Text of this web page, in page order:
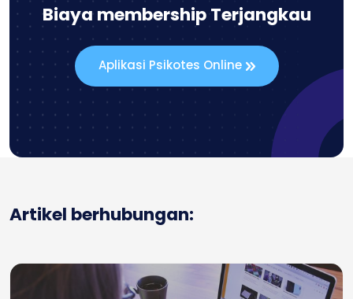
Biaya membership Terjangkau
Aplikasi Psikotes Online
Artikel berhubungan: